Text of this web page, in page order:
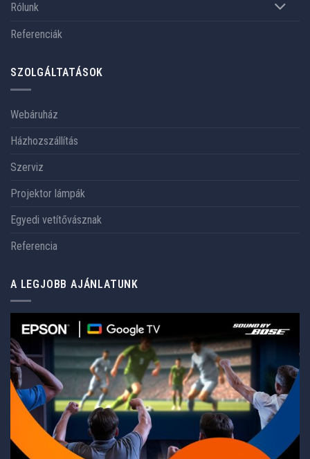
Rólunk
Referenciák
SZOLGÁLTATÁSOK
Webáruház
Házhozszállítás
Szerviz
Projektor lámpák
Egyedi vetítővásznak
Referencia
A LEGJOBB AJÁNLATUNK